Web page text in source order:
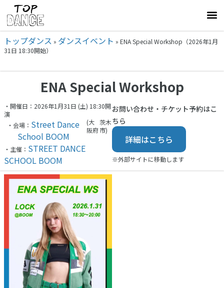
トップダンス » ダンスイベント » ENA Special Workshop（2026年1月
31日 18:30開始）
ENA Special Workshop
・開催日：2026年1月31日 (土) 18:30開
演
・会場： Street Dance
School BOOM
(大
阪府
茨木
市)
・主催： STREET DANCE
SCHOOL BOOM
お問い合わせ・チケット予約はこ
ちら
詳細はこちら
※外部サイトに移動します